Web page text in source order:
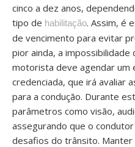
cinco a dez anos,
tipo de habilitação. Assim, é
de vencimento para evitar
pior ainda, a impossibilidade
motorista deve agendar um
credenciada, que irá avaliar
para a condução. Durante
parâmetros como visão,
assegurando que o
desafios do trânsito.